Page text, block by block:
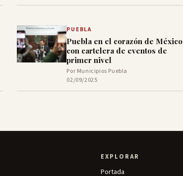
PUEBLA
Puebla en el corazón de México
con cartelera de eventos de
primer nivel
Por Municipios Puebla
02/09/2025
EXPLORAR
Portada